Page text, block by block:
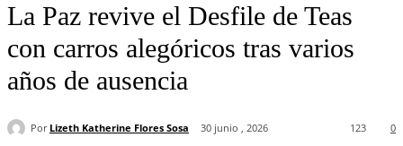
La Paz revive el Desfile de Teas
con carros alegóricos tras varios
años de ausencia
Por Lizeth Katherine Flores Sosa 30 junio , 2026 0
123